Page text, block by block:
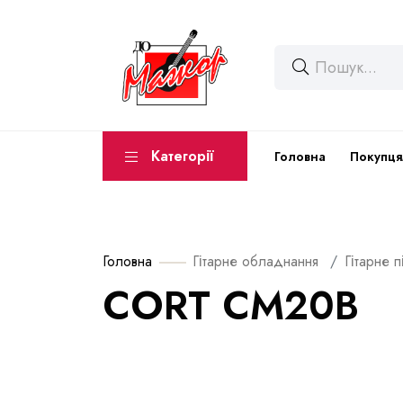
Категорії Головна
Головна Гітарне обладнання Гітарне
CORT CM20B